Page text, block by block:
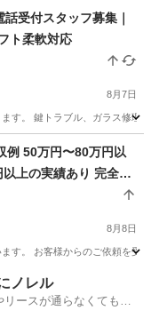
受付スタッフ募集｜
ト柔軟対応
8月7日
す。 鍵トラブル、ガラス修
実績あり 完全出
度の
70,000円
8月8日
す。 お客様からのご依頼を
ノレル
ースが通らなくてもク